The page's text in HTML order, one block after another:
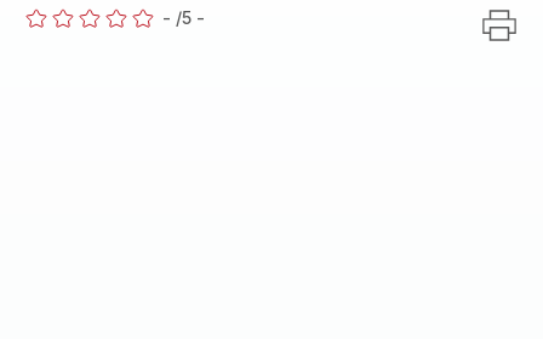
- /5 -